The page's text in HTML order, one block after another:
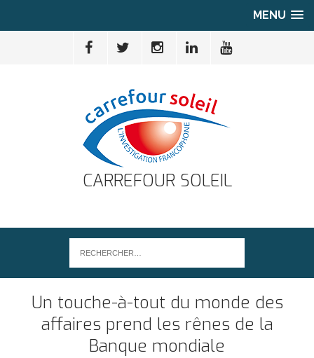
MENU
CARREFOUR SOLEIL
Un touche-à-tout du monde des
affaires prend les rênes de la
Banque mondiale